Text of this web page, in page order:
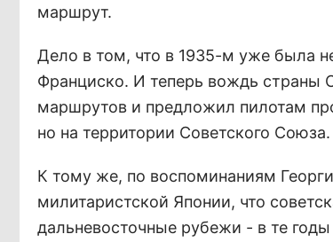
маршрут.
Дело в том, что в 1935-м уже была
Франциско. И теперь вождь страны
маршрутов и предложил пилотам
но на территории Советского Союза.
К тому же, по воспоминаниям
милитаристской Японии, что
дальневосточные рубежи - в те